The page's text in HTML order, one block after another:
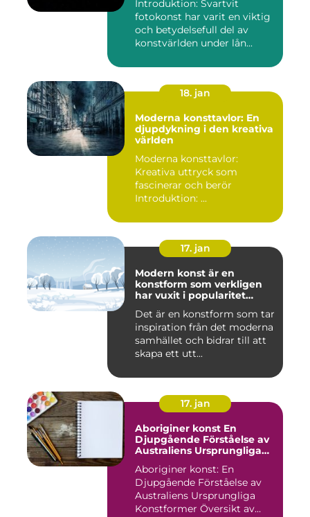
Introduktion: Svartvit
fotokonst har varit en viktig
och betydelsefull del av
konstvärlden under lån...
18. jan
Moderna konsttavlor: En
djupdykning i den kreativa
världen
Moderna konsttavlor:
Kreativa uttryck som
fascinerar och berör
Introduktion: ...
17. jan
Modern konst är en
konstform som verkligen
har vuxit i popularitet
decennierna
Det är en konstform som tar
inspiration från det moderna
samhället och bidrar till att
skapa ett utt...
17. jan
Aboriginer konst En
Djupgående Förståelse av
Australiens Ursprungliga
Aboriginer konst: En
Djupgående Förståelse av
Australiens Ursprungliga
Konstformer Översikt av